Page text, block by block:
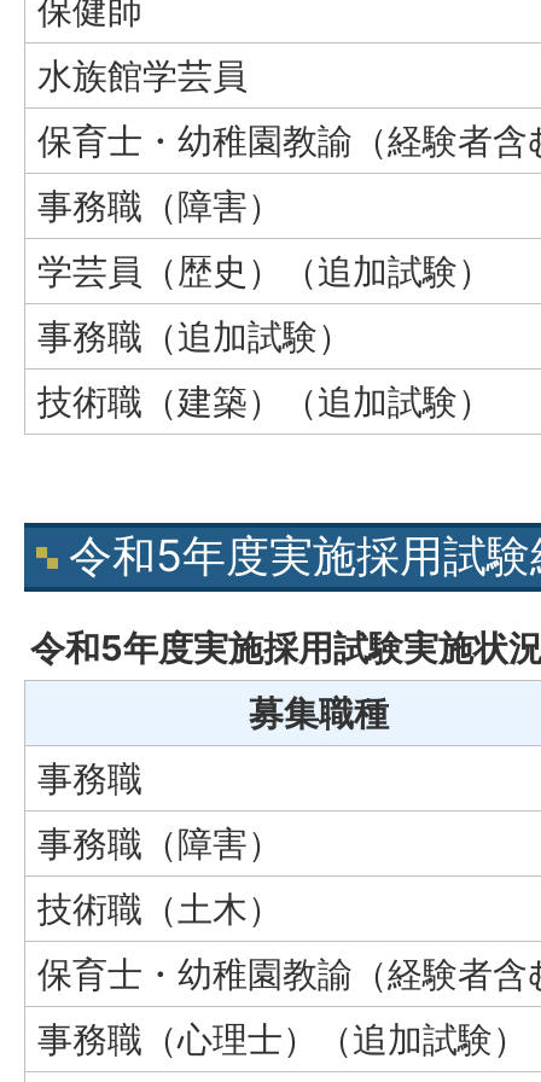
保健師
水族館学芸員
保育士・幼稚園教諭（経験者含
事務職（障害）
学芸員（歴史）（追加試験）
事務職（追加試験）
技術職（建築）（追加試験）
令和5年度実施採用試
令和5年度実施採用試験実施状
募集職種
事務職
事務職（障害）
技術職（土木）
保育士・幼稚園教諭（経験者含
事務職（心理士）（追加試験）